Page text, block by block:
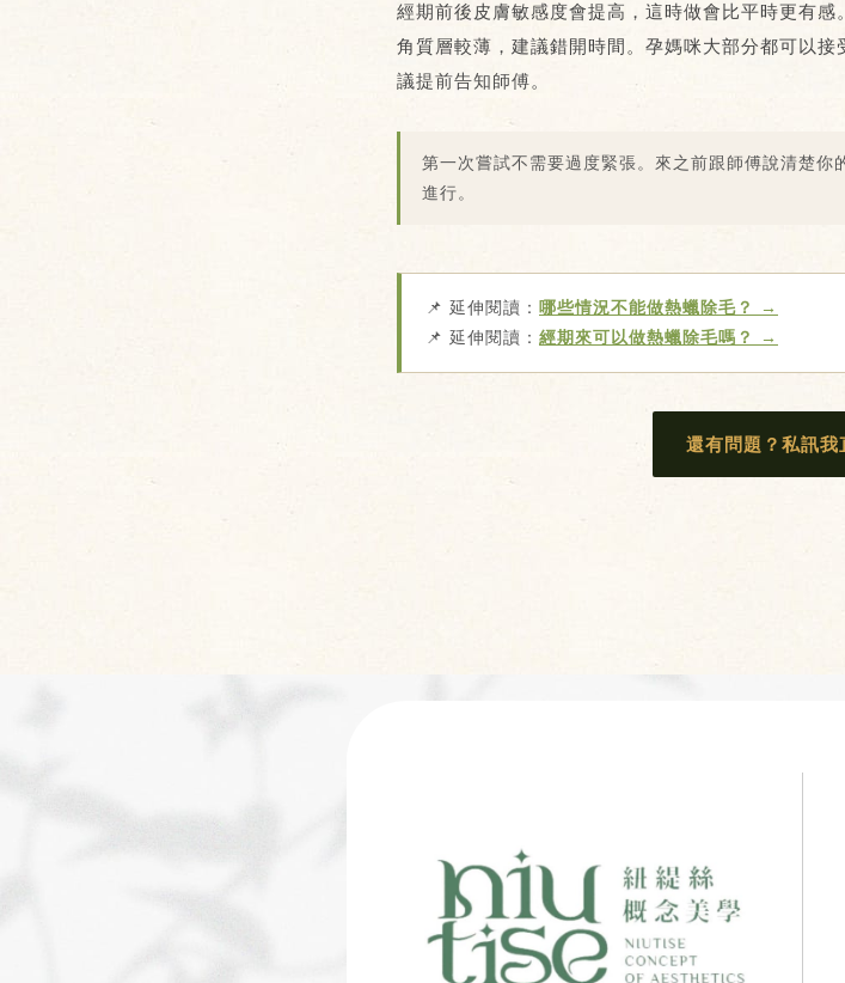
經期前後皮膚敏感度會提高，這時做會比平時更有感。
角質層較薄，建議錯開時間。孕媽咪大部分都可以
議提前告知師傅。
第一次嘗試不需要過度緊張。來之前跟師傅說清楚你
進行。
📌 延伸閱讀： 哪些情況不能做熱蠟除毛？ →
📌 延伸閱讀： 經期來可以做熱蠟除毛嗎？ →
還有問題？私訊